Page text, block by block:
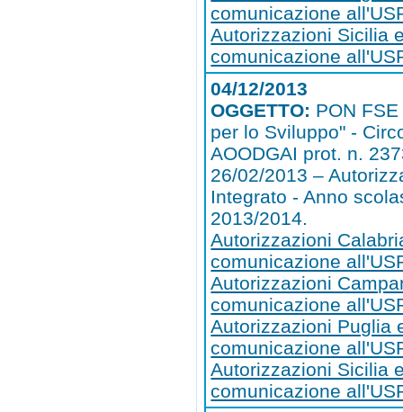
comunicazione
Autorizzazioni Sicilia
comunicazione
04/12/2013
OGGETTO: PON
per lo Sviluppo" -
AOODGAI prot. n.
26/02/2013 –
Integrato - Anno
2013/2014.
Autorizzazioni
comunicazione
Autorizzazioni
comunicazione
Autorizzazioni Puglia
comunicazione
Autorizzazioni Sicilia
comunicazione